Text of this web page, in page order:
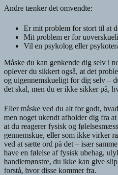
Andre tænker det omvendte:
Er mit problem for stort til at
Mit problem er for
Vil en psykolog eller
Måske du kan genkende dig selv i
oplever du sikkert også, at det
og uigennemskueligt for dig selv –
det skal, men du er ikke sikker på,
Eller måske ved du alt for godt,
men noget ukendt afholder dig fra
at du reagerer fysisk og
gennemskue, eller som ikke virker
ved at sætte ord på det – især
have en følelse af fysisk ubehag,
handlemønstre, du ikke kan give
forstå, hvor disse kommer fra.